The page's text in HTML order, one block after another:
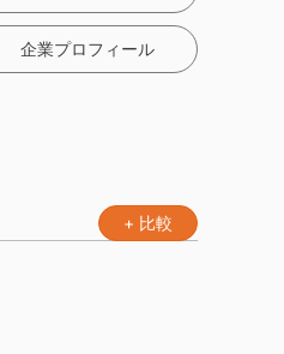
企業プロフィール
+ 比較